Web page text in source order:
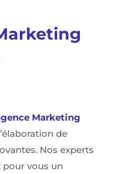
Marketing
de
Nos experts
vous un